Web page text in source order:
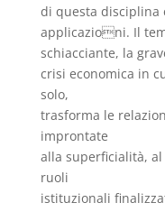
di questa disciplina
applicazioni. Il
schiacciante, la
crisi economica in
solo,
trasforma le
improntate
alla superficialità, al
ruoli
istituzionali